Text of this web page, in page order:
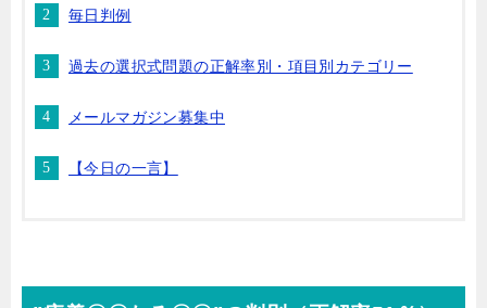
毎日判例
過去の選択式問題の正解率別・項目別カテゴリー
メールマガジン募集中
【今日の一言】